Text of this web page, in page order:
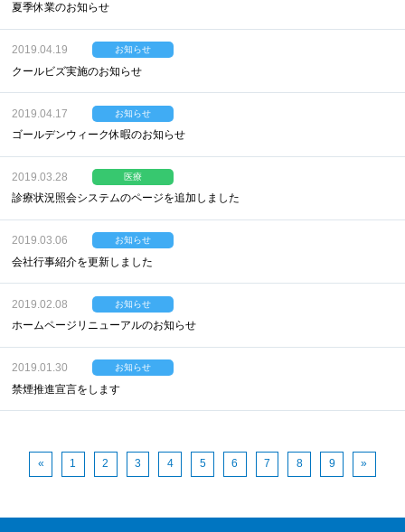
夏季休業のお知らせ
2019.04.19 お知らせ
クールビズ実施のお知らせ
2019.04.17 お知らせ
ゴールデンウィーク休暇のお知らせ
2019.03.28 医療
診療状況照会システムのページを追加しました
2019.03.06 お知らせ
会社行事紹介を更新しました
2019.02.08 お知らせ
ホームページリニューアルのお知らせ
2019.01.30 お知らせ
禁煙推進宣言をします
« 1 2 3 4 5 6 7 8 9 »